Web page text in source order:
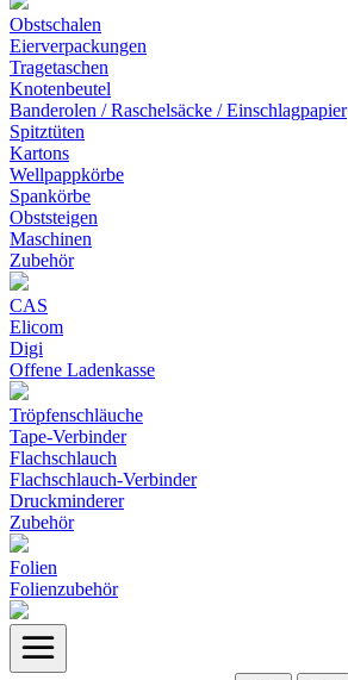
Obstschalen
Eierverpackungen
Tragetaschen
Knotenbeutel
Banderolen / Raschelsäcke / Einschlagpapier
Spitztüten
Kartons
Wellpappkörbe
Spankörbe
Obststeigen
Maschinen
Zubehör
CAS
Elicom
Digi
Offene Ladenkasse
Tröpfenschläuche
Tape-Verbinder
Flachschlauch
Flachschlauch-Verbinder
Druckminderer
Zubehör
Folien
Folienzubehör